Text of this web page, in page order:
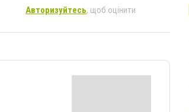
Авторизуйтесь, щоб оцінити